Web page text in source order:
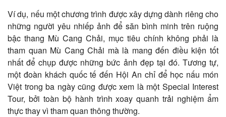
Ví dụ, nếu một chương trình được xây dựng dành riêng cho
những người yêu nhiếp ảnh để săn bình minh trên ruộng
bậc thang Mù Cang Chải, mục tiêu chính không phải là
tham quan Mù Cang Chải mà là mang đến điều kiện tốt
nhất để chụp được những bức ảnh đẹp tại đó. Tương tự,
một đoàn khách quốc tế đến Hội An chỉ để học nấu món
Việt trong ba ngày cũng được xem là một Special Interest
Tour, bởi toàn bộ hành trình xoay quanh trải nghiệm ẩm
thực thay vì tham quan thông thường.